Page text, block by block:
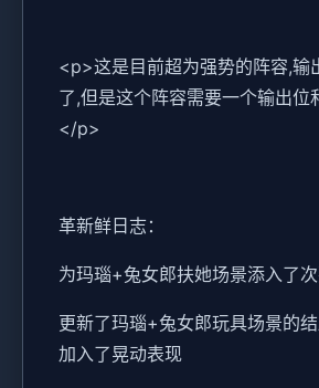
<p>这是目前超为强势的阵容,输
了,但是这个阵容需要一个输出位
</p>
革新鲜日志：
为玛瑙+兔女郎扶她场景添入了
更新了玛瑙+兔女郎玩具场景的结
加入了晃动表现